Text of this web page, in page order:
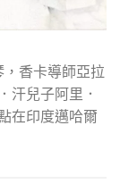
香卡導師亞拉
汗兒子阿里．
在印度邁哈爾